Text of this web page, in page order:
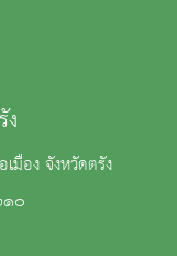
มือง จังหวัดตรัง
๐